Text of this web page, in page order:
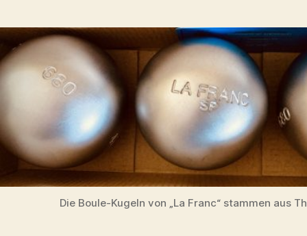
Die Boule-Kugeln von „La Franc“ stammen aus